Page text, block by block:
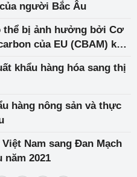
người Bắc Âu
thể bị ảnh hưởng bởi Cơ
của EU (CBAM) khi
khẩu hàng hóa sang thị
hàng nông sản và thực
Nam sang Đan Mạch
năm 2021